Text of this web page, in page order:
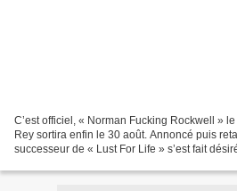
C’est officiel, « Norman Fucking Rockwell »
Rey sortira enfin le 30 août. Annoncé puis
successeur de « Lust For Life » s’est fait